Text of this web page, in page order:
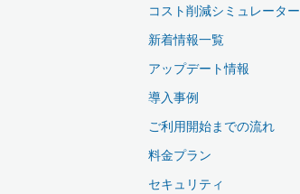
コスト削減シミュレーター
新着情報一覧
アップデート情報
導入事例
ご利用開始までの流れ
料金プラン
セキュリティ